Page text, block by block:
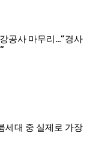
공사 마무리…”경사
세대 중 실제로 가장